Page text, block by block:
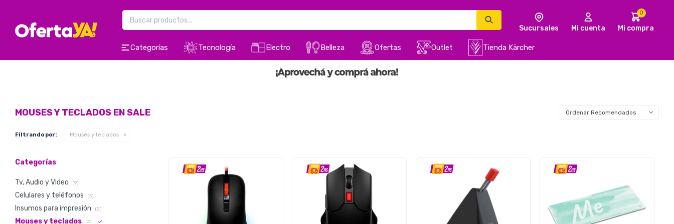
Categorías Tecnología Electro Belleza Ofertas Outlet Tienda Kärcher
0
MOUSES Y TECLADOS EN SALE Recomendados
Filtrando por: Mouses y teclados
Categorías
Tv, Audio y Video (9)
Celulares y teléfonos (5)
Insumos para impresión (2)
Mouses y teclados (4)